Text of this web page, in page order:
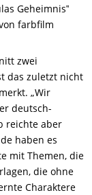
Geheimnis‟
farbfilm
zwei
das zuletzt nicht
„Wir
deutsch-
reichte aber
haben es
mit Themen, die
die ohne
Charaktere